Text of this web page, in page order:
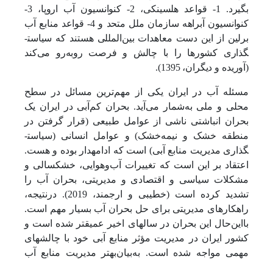
بگیرد.
1- قواعد هلسینکی، 2- کنوانسیون آب اروپا، 3-
کنوانسیون آبراهه سازمان ملل متحد و 4- قواعد منابع آب
برلین از این دست معاهدات بین‌المللی هستند که سیاست­
گذاری کشورها را با چالش و فرصت رو‌به‌رو می‌کند
(آوریده و دیگران، 1395).
مسئله آب در ایران یکی از مهم‌ترین مسائل در سطح
محلی و ملی به‌شمار می‌آید. بحران کم‌آبی در ایران یک
بحران انباشتی ناشی از عوامل طبیعی (قرار گرفتن در
منطقه خشک و نیمه‌خشک) و عوامل انسانی (سیاست­
گذاری مدیریت منابع آبی) است که ادامه­دار بوده و هست.
اعتقاد بر این است که تغییرات آب‌و‌هوایی، خشکسالی و
مشکلات سیاسی و اقتصادی و مدیریتی، بحران آب را
تشدید کرده است (خطیبی و ارجمند، 2019). درنتیجه،
راهکارهای مدیریتی برای حل بحران آب بسیار مهم است.
با‌این‌حال این بحران در سال­های اخیر عمیق­تر شده است و
کشور ایران در مدیریت مؤثر منابع آبی خود با چالش­های
مهمی مواجه شده است. به‌بیان‌بهتر مدیریت منابع آب